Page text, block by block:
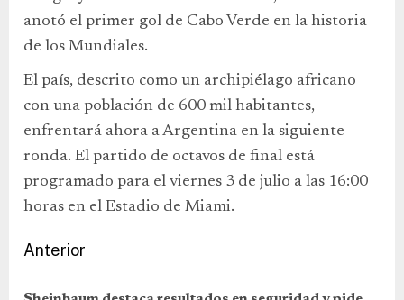
anotó el primer gol de Cabo Verde en la historia
de los Mundiales.
El país, descrito como un archipiélago africano
con una población de 600 mil habitantes,
enfrentará ahora a Argentina en la siguiente
ronda. El partido de octavos de final está
programado para el viernes 3 de julio a las 16:00
horas en el Estadio de Miami.
Anterior